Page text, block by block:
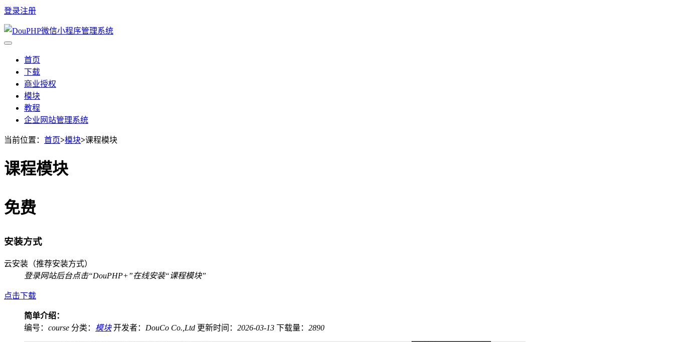
登录注册
首页
下载
商业授权
模块
教程
企业网站管理系统
当前位置： 首页>模块>课程模块
课程模块
免费
安装方式
云安装（推荐安装方式）
登录网站后台点击“DouPHP+”在线安装“课程模块”
点击下载
简单介绍：
编号： course 分类： 模块开发者： DouCo Co.,Ltd 更新时间： 2026-03-13 下载量： 2890